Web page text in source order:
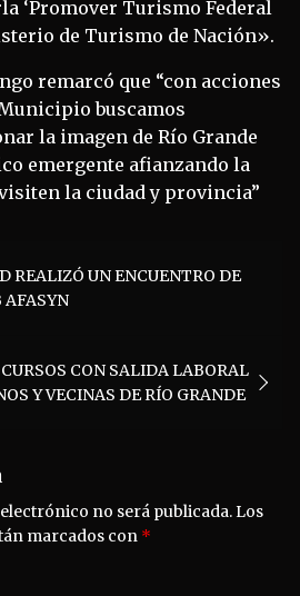
‘Promover Turismo Federal
de Turismo de Nación».
remarcó que “con acciones
buscamos
la imagen de Río Grande
emergente afianzando la
la ciudad y provincia”
REALIZÓ UN ENCUENTRO DE
AFASYN
CON SALIDA LABORAL
Y VECINAS DE RÍO GRANDE
no será publicada.Los
marcados con *